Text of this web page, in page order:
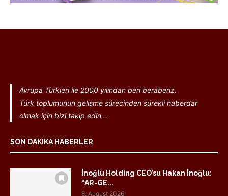
Avrupa Türkleri ile 2000 yılından beri beraberiz.
Türk toplumunun gelişme sürecinden sürekli haberdar
olmak için bizi takip edin...
SON DAKIKA HABERLER
İnoğlu Holding CEO’su Hakan İnoğlu:
“AR-GE...
8. August 2026